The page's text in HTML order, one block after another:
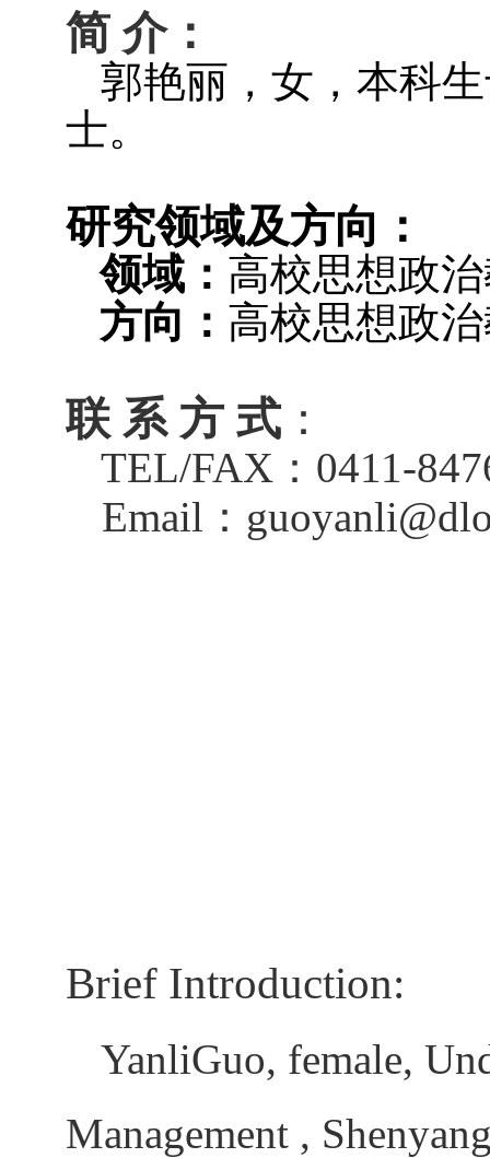
简 介：
郭艳丽 ，女 ，本科
士。
研究领域及方向 ：
领域： 高校思想政
方向： 高校思想政
联 系 方 式：
TEL/FAX ： 0411-
Email ： guoyanli
Brief Introduction:
YanliGuo, female,
Management ,